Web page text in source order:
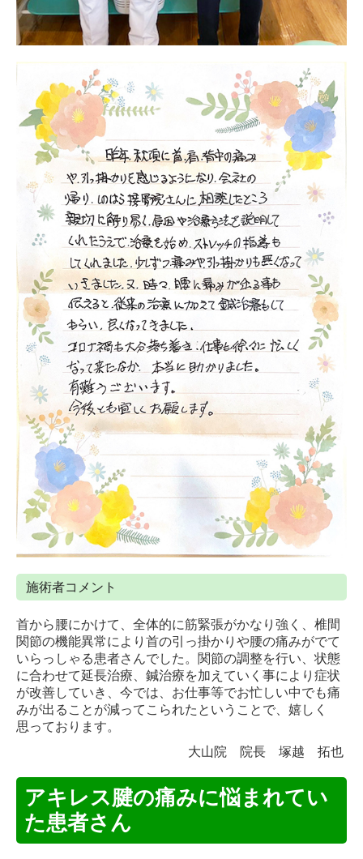
施術者コメント
首から腰にかけて、全体的に筋緊張がかなり強く、椎間
関節の機能異常により 首の引っ掛かりや腰の痛みがでて
いらっしゃる患者さんでした。関節の調整を行い、状態
に合わせて延長治療、鍼治療を加えていく事により症状
が改善していき、 今では、お仕事等でお忙しい中でも痛
みが出ることが減ってこられたということで、嬉しく
思っております。
大山院 院長 塚越 拓也
アキレス腱の痛みに悩まれてい
た患者さん